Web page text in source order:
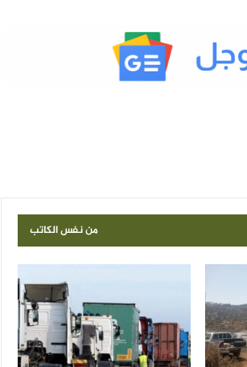
من نفس الكاتب